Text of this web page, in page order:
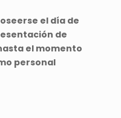
el día de
de
el momento
personal